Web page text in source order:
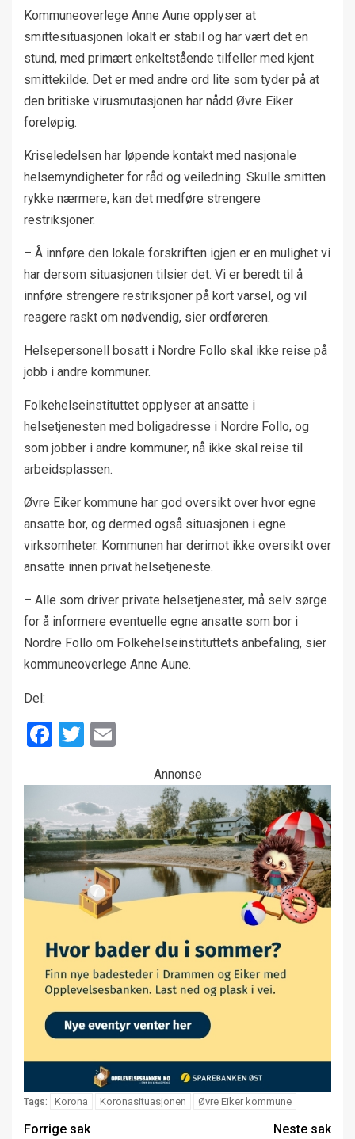
Kommuneoverlege Anne Aune opplyser at
smittesituasjonen lokalt er stabil og har vært det en
stund, med primært enkeltstående tilfeller med kjent
smittekilde. Det er med andre ord lite som tyder på at
den britiske virusmutasjonen har nådd Øvre Eiker
foreløpig.
Kriseledelsen har løpende kontakt med nasjonale
helsemyndigheter for råd og veiledning. Skulle smitten
rykke nærmere, kan det medføre strengere
restriksjoner.
– Å innføre den lokale forskriften igjen er en mulighet vi
har dersom situasjonen tilsier det. Vi er beredt til å
innføre strengere restriksjoner på kort varsel, og vil
reagere raskt om nødvendig, sier ordføreren.
Helsepersonell bosatt i Nordre Follo skal ikke reise på
jobb i andre kommuner.
Folkehelseinstituttet opplyser at ansatte i
helsetjenesten med boligadresse i Nordre Follo, og
som jobber i andre kommuner, nå ikke skal reise til
arbeidsplassen.
Øvre Eiker kommune har god oversikt over hvor egne
ansatte bor, og dermed også situasjonen i egne
virksomheter. Kommunen har derimot ikke oversikt over
ansatte innen privat helsetjeneste.
– Alle som driver private helsetjenester, må selv sørge
for å informere eventuelle egne ansatte som bor i
Nordre Follo om Folkehelseinstituttets anbefaling, sier
kommuneoverlege Anne Aune.
Del:
Facebook
Twitter
Annonse
Tags: Korona Koronasituasjonen Øvre Eiker kommune
Forrige sak
Neste sak